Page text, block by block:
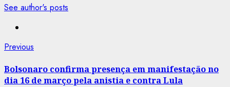
See author's posts
Post
navigation
Previous
Bolsonaro confirma presença em manifestação no
dia 16 de março pela anistia e contra Lula